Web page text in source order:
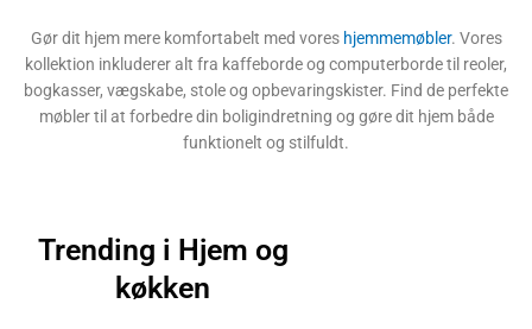
Gør dit hjem mere komfortabelt med vores hjemmemøbler. Vores
kollektion inkluderer alt fra kaffeborde og computerborde til reoler,
bogkasser, vægskabe, stole og opbevaringskister. Find de perfekte
møbler til at forbedre din boligindretning og gøre dit hjem både
funktionelt og stilfuldt.
Trending i Hjem og
køkken